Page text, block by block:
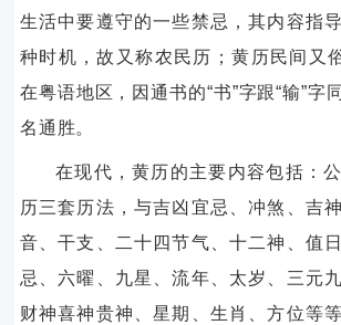
生活中要遵守的一些禁忌，其内容指
种时机，故又称农民历；黄历民间又
在粤语地区，因通书的“书”字跟“输”字
名通胜。
在现代，黄历的主要内容包括：
历三套历法，与吉凶宜忌、冲煞、吉
音、干支、二十四节气、十二神、值
忌、六曜、九星、流年、太岁、三元
财神喜神贵神、星期、生肖、方位等